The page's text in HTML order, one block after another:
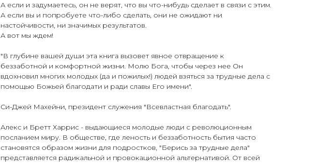
А если и задумаетесь, он не верят, что вы что-нибудь сделает в связи с этим.
А если вы и попробуете что-либо сделать, они не ожидают ни
настойчивости, ни значимых результатов.
А вот мы ждем!
"В глубине вашей души эта книга вызовет явное отвращение к
беззаботной и комфортной жизни. Молю Бога, чтобы через нее Он
вдохновил многих молодых (да и пожилых!) людей взяться за трудные дела с
помощью Божьей благодати и ради славы Его имени".
Си-Джей Махейни, президент служения "Всевластная благодать".
Алекс и Бретт Харрис - выдающиеся молодые люди с революционным
посланием миру. В обществе, где леность и беззаботность бытия часто
становятся образом жизни для подростков, "Берись за трудные дела"
представляется радикальной и провокационной альтернативой. От всей